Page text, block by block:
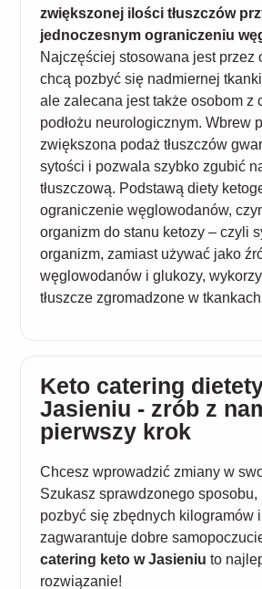
zwiększonej ilości tłuszczów
jednoczesnym ograniczeniu
Najczęściej stosowana jest przez
chcą pozbyć się nadmiernej
ale zalecana jest także osobom z
podłożu neurologicznym. Wbrew
zwiększona podaż tłuszczów
sytości i pozwala szybko zgubić
tłuszczową. Podstawą diety
ograniczenie węglowodanów,
organizm do stanu ketozy – czyli
organizm, zamiast używać jako
węglowodanów i glukozy,
tłuszcze zgromadzone w
Keto catering
Jasieniu - zrób z
pierwszy krok
Chcesz wprowadzić zmiany w
Szukasz sprawdzonego sposobu,
pozbyć się zbędnych kilogramów
zagwarantuje dobre
catering keto w Jasieniu to
rozwiązanie!